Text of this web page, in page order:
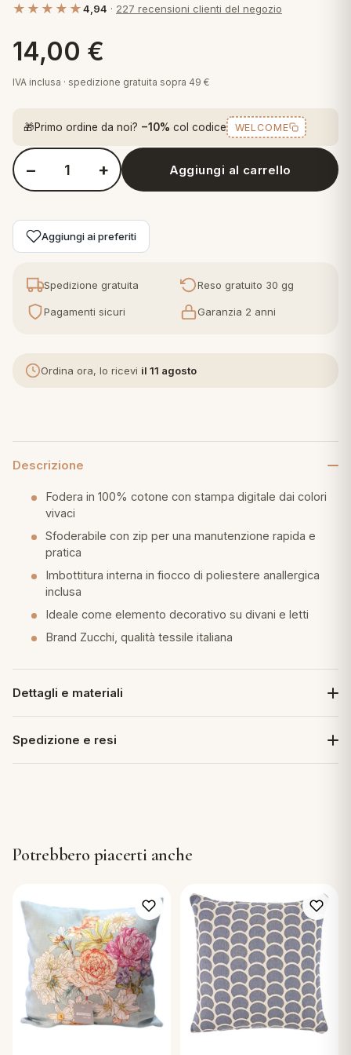
Letto
e Pigiami
arredo
per cuscini
arredo
Step
in fibra
in piuma d'oca
in piuma
Tappeti Cartoons
Trapuntini Cartoons
★★★★★4,94 · 227 recensioni clienti del negozio
14,00 €
IVA inclusa · spedizione gratuita sopra 49 €
🎁Primo ordine da noi? −10% col codice WELCOME
Quantità Zucchi Cuscino Arredo in puro Cotone con Stampa
− + Aggiungi al carrello
Aggiungi ai preferiti
Spedizione gratuita Reso gratuito 30 gg
Pagamenti sicuri Garanzia 2 anni
Ordina ora, lo ricevi il 11 agosto
Descrizione
Fodera in 100% cotone con stampa digitale dai colori
vivaci
Sfoderabile con zip per una manutenzione rapida e
pratica
Imbottitura interna in fiocco di poliestere anallergica
inclusa
Ideale come elemento decorativo su divani e letti
Brand Zucchi, qualità tessile italiana
Dettagli e materiali
Spedizione e resi
Potrebbero piacerti anche